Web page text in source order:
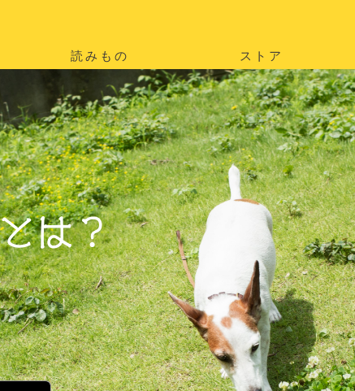
読みもの ストア